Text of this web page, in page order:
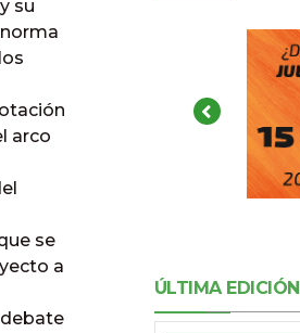
su
arco
se
a
ÚLTIMA EDICIÓN